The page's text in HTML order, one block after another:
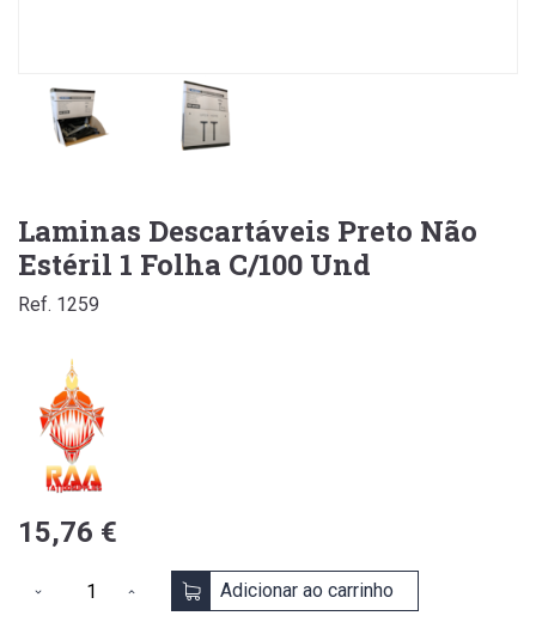
Laminas Descartáveis Preto Não
Estéril 1 Folha C/100 Und
Ref. 1259
15,76 €
Adicionar ao carrinho